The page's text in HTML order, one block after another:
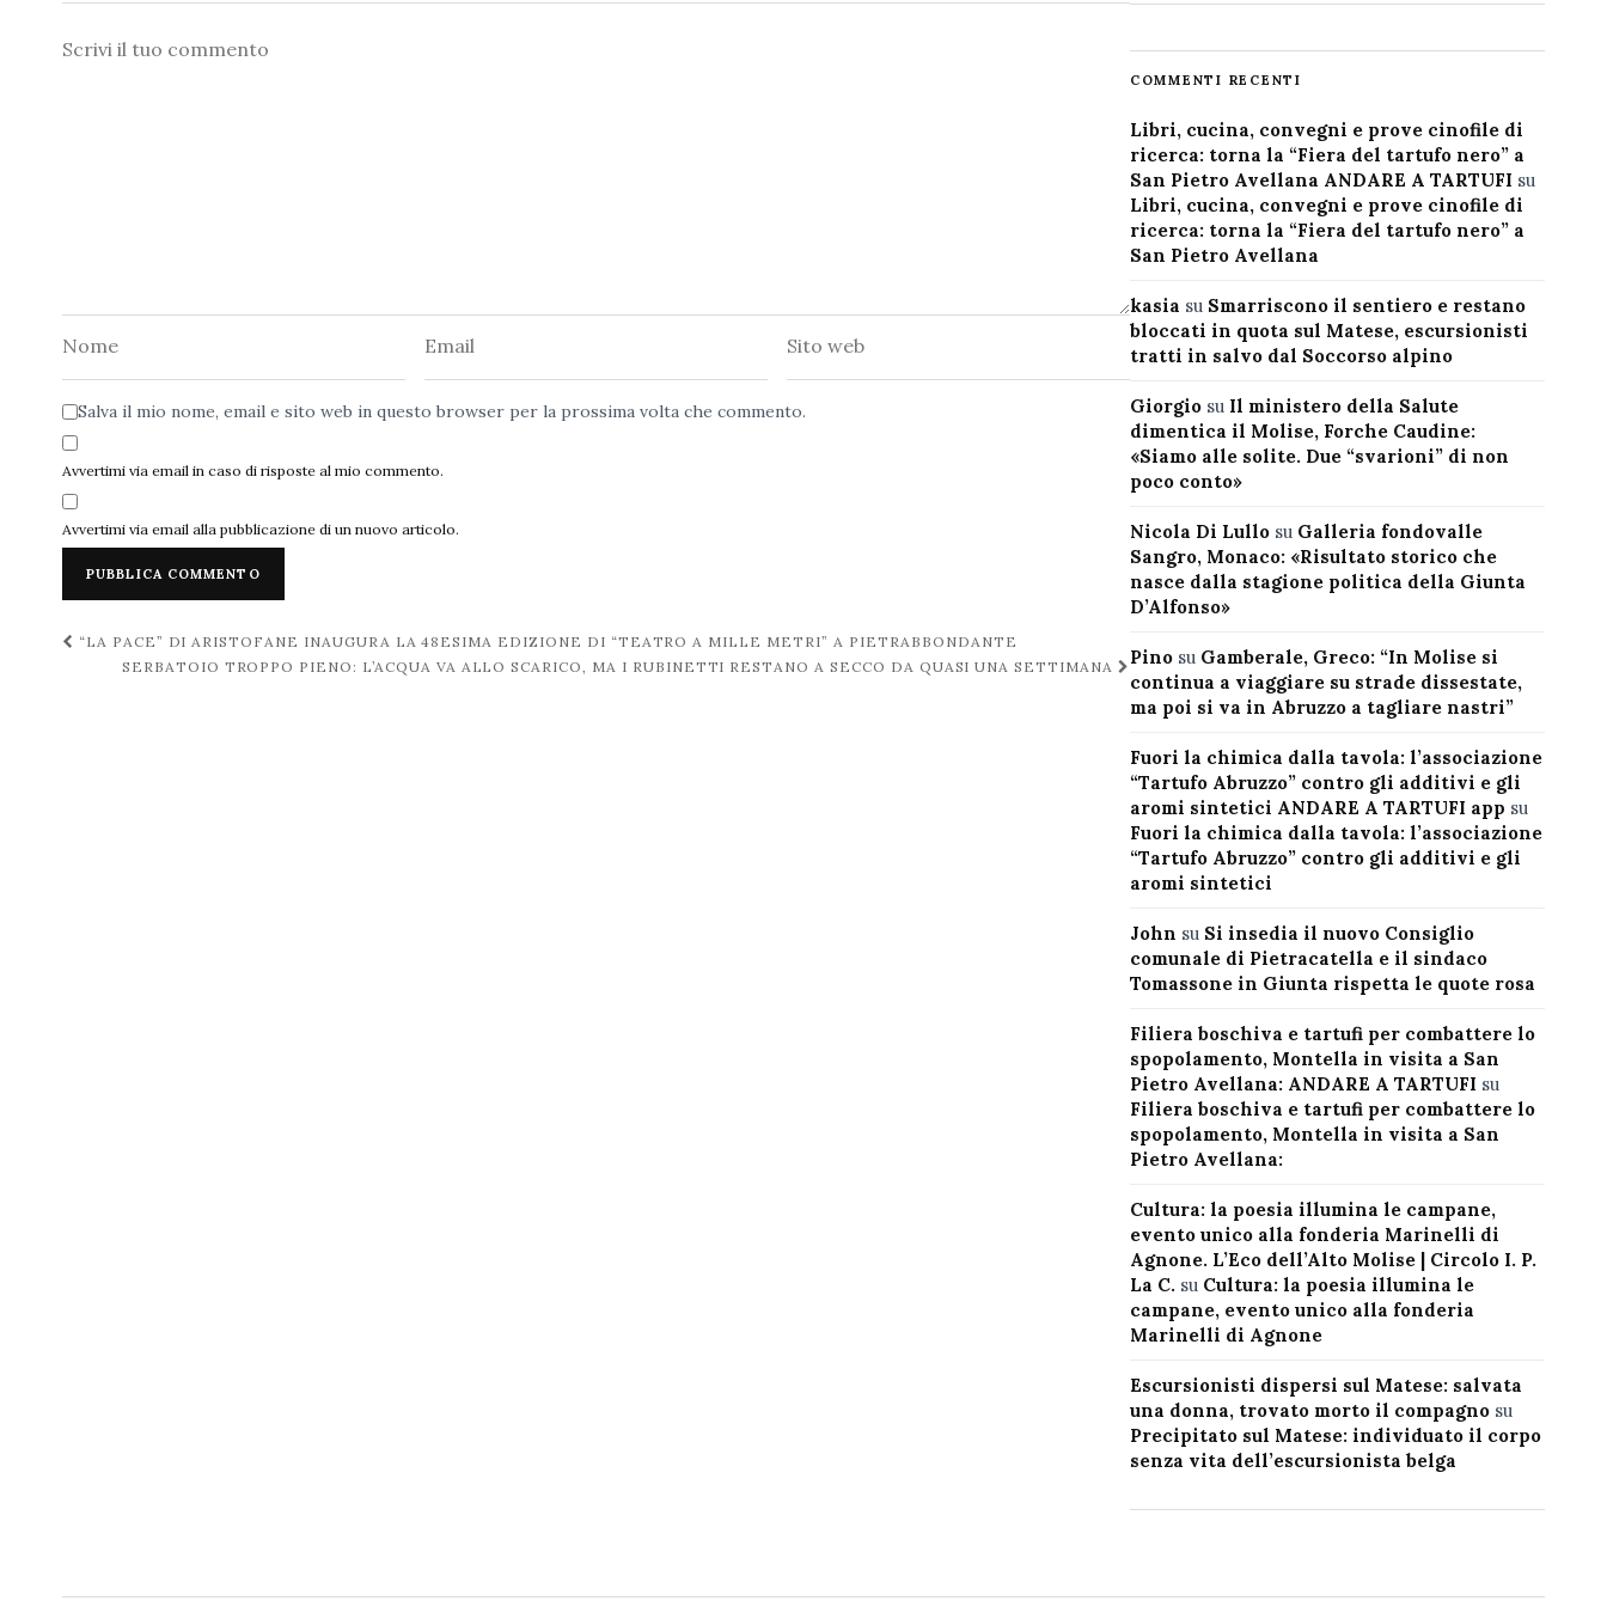
Commento
Salva il mio nome, email e sito web in questo browser per la prossima volta che commento.
Avvertimi via email in caso di risposte al mio commento.
Avvertimi via email alla pubblicazione di un nuovo articolo.
Navigazione
post
“LA PACE” DI ARISTOFANE INAUGURA LA 48ESIMA EDIZIONE DI “TEATRO A MILLE METRI” A PIETRABBONDANTE
SERBATOIO TROPPO PIENO: L’ACQUA VA ALLO SCARICO, MA I RUBINETTI RESTANO A SECCO DA QUASI UNA SETTIMANA
COMMENTI RECENTI
Libri, cucina, convegni e prove cinofile di
ricerca: torna la “Fiera del tartufo nero” a
San Pietro Avellana ANDARE A TARTUFI su
Libri, cucina, convegni e prove cinofile di
ricerca: torna la “Fiera del tartufo nero” a
San Pietro Avellana
kasia su Smarriscono il sentiero e restano
bloccati in quota sul Matese, escursionisti
tratti in salvo dal Soccorso alpino
Giorgiosu Il ministero della Salute
dimentica il Molise, Forche Caudine:
«Siamo alle solite. Due “svarioni” di non
poco conto»
Nicola Di Lullosu Galleria fondovalle
Sangro, Monaco: «Risultato storico che
nasce dalla stagione politica della Giunta
D’Alfonso»
Pinosu Gamberale, Greco: “In Molise si
continua a viaggiare su strade dissestate,
ma poi si va in Abruzzo a tagliare nastri”
Fuori la chimica dalla tavola: l’associazione
“Tartufo Abruzzo” contro gli additivi e gli
aromi sintetici ANDARE A TARTUFI app su
Fuori la chimica dalla tavola: l’associazione
“Tartufo Abruzzo” contro gli additivi e gli
aromi sintetici
John su Si insedia il nuovo Consiglio
comunale di Pietracatella e il sindaco
Tomassone in Giunta rispetta le quote rosa
Filiera boschiva e tartufi per combattere lo
spopolamento, Montella in visita a San
Pietro Avellana: ANDARE A TARTUFI su
Filiera boschiva e tartufi per combattere lo
spopolamento, Montella in visita a San
Pietro Avellana:
Cultura: la poesia illumina le campane,
evento unico alla fonderia Marinelli di
Agnone. L’Eco dell’Alto Molise | Circolo I. P.
La C. su Cultura: la poesia illumina le
campane, evento unico alla fonderia
Marinelli di Agnone
Escursionisti dispersi sul Matese: salvata
una donna, trovato morto il compagnosu
Precipitato sul Matese: individuato il corpo
senza vita dell’escursionista belga